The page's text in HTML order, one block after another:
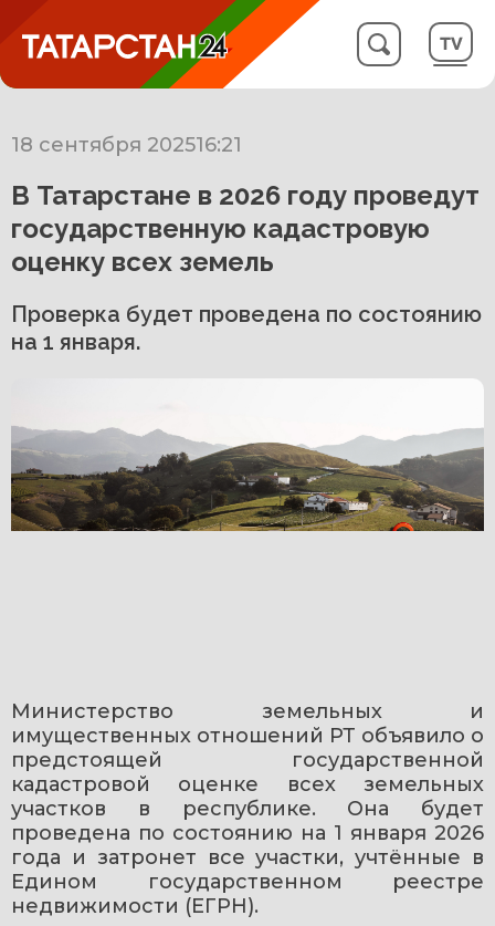
18 сентября 202516:21
В Татарстане в 2026 году проведут
государственную кадастровую
оценку всех земель
Проверка будет проведена по состоянию
на 1 января.
Министерство земельных и
имущественных отношений РТ объявило о
предстоящей государственной
кадастровой оценке всех земельных
участков в республике. Она будет
проведена по состоянию на 1 января 2026
года и затронет все участки, учтённые в
Едином государственном реестре
недвижимости (ЕГРН).